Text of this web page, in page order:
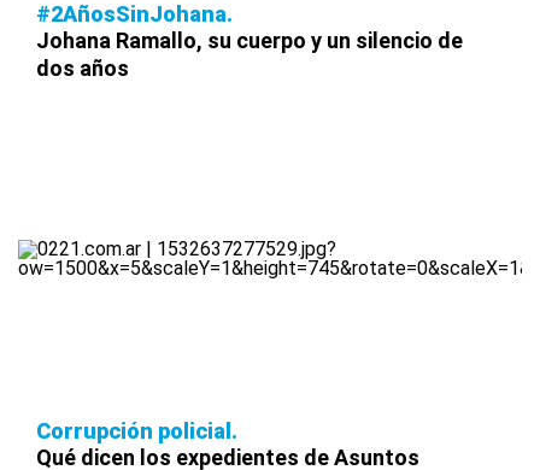
#2AñosSinJohana
Johana Ramallo, su cuerpo y un silencio de
dos años
Corrupción policial
Qué dicen los expedientes de Asuntos